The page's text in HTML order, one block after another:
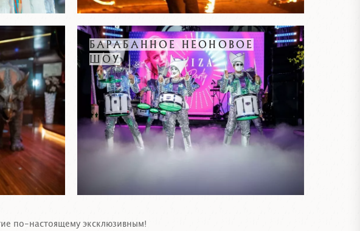
БАРАБАННОЕ НЕОНОВОЕ
ШОУ
по-настоящему эксклюзивным!